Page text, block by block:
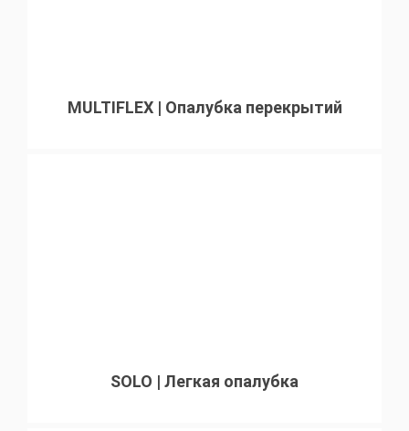
MULTIFLEX | Опалубка перекрытий
SOLO | Легкая опалубка